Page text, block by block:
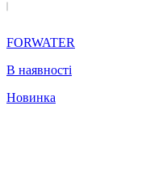
FORWATER
В наявності
Новинка